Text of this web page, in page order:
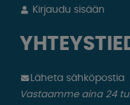
Kirjaudu sisään
Läheta sähköpostia
Vastaamme aina 24